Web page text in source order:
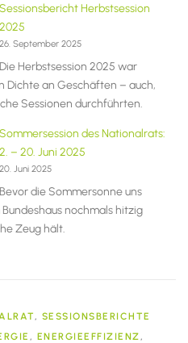
Sessionsbericht Herbstsession
2025
26. September 2025
Die Herbstsession 2025 war
Dichte an Geschäften – auch,
Sessionen durchführten.
Sommersession des Nationalrats:
2. – 20. Juni 2025
20. Juni 2025
Bevor die Sommersonne uns
nochmals hitzig
Zeug hält.
, SESSIONSBERICHTE
, ENERGIEEFFIZIENZ ,